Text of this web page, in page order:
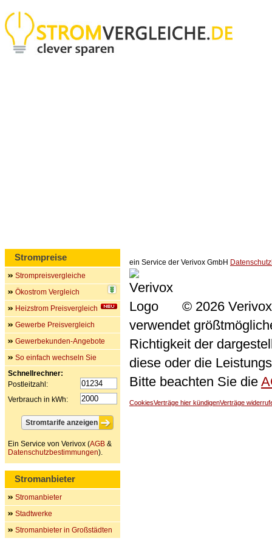
ein Service der Verivox GmbH
© 2026
verwendet
Richtigkeit der
diese oder die
Bitte beachten Sie die
CookiesVerträge hier kündigenVerträge
Strompreise
Strompreisvergleiche
Ökostrom Vergleich
Heizstrom Preisvergleich
Gewerbe Preisvergleich
Gewerbekunden-Angebote
So einfach wechseln Sie
Schnellrechner:
Postleitzahl:
Verbrauch in kWh:
Ein Service von Verivox (AGB &
Datenschutzbestimmungen).
Stromanbieter
Stromanbieter
Stadtwerke
Stromanbieter in Großstädten